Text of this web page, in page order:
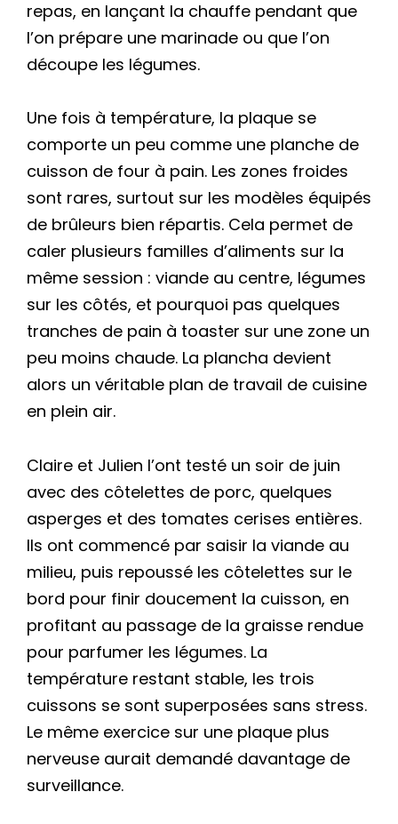
repas, en lançant la chauffe pendant que
l’on prépare une marinade ou que l’on
découpe les légumes.
Une fois à température, la plaque se
comporte un peu comme une planche de
cuisson de four à pain. Les zones froides
sont rares, surtout sur les modèles équipés
de brûleurs bien répartis. Cela permet de
caler plusieurs familles d’aliments sur la
même session : viande au centre, légumes
sur les côtés, et pourquoi pas quelques
tranches de pain à toaster sur une zone un
peu moins chaude. La plancha devient
alors un véritable plan de travail de cuisine
en plein air.
Claire et Julien l’ont testé un soir de juin
avec des côtelettes de porc, quelques
asperges et des tomates cerises entières.
Ils ont commencé par saisir la viande au
milieu, puis repoussé les côtelettes sur le
bord pour finir doucement la cuisson, en
profitant au passage de la graisse rendue
pour parfumer les légumes. La
température restant stable, les trois
cuissons se sont superposées sans stress.
Le même exercice sur une plaque plus
nerveuse aurait demandé davantage de
surveillance.